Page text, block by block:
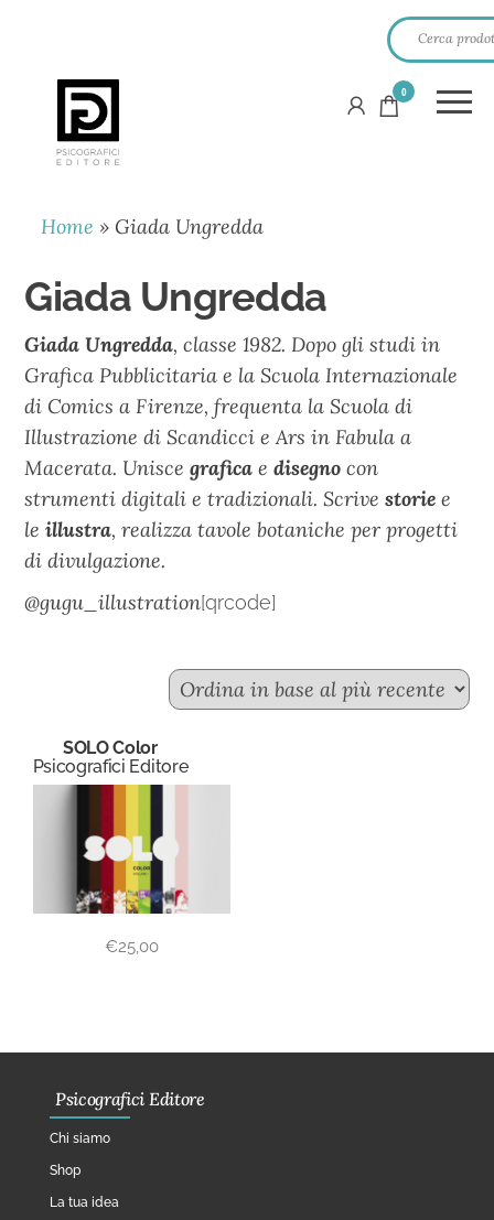
PSICOGRAFICI
EDITORE
0
Home » Giada Ungredda
Giada Ungredda
Giada Ungredda, classe 1982. Dopo gli studi in
Grafica Pubblicitaria e la Scuola Internazionale
di Comics a Firenze, frequenta la Scuola di
Illustrazione di Scandicci e Ars in Fabula a
Macerata. Uniscegrafica edisegno con
strumenti digitali e tradizionali. Scrivestorie e
leillustra, realizza tavole botaniche per progetti
di divulgazione.
@gugu_illustration[qrcode]
SOLO Color
Psicografici Editore
€25,00
Psicografici Editore
Chi siamo
Shop
La tua idea